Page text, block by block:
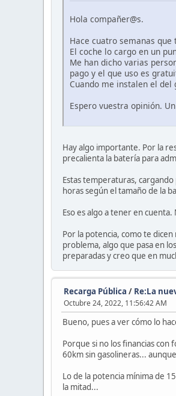
Hola compañer@s.
Hace cuatro semanas
El coche lo cargo en un
Me han dicho varias
pago y el que uso es
Cuando me instalen el
Espero vuestra opinión.
Hay algo importante. Por la
precalienta la batería para
Estas temperaturas,
horas según el tamaño de la
Eso es algo a tener en
Por la potencia, como te
problema, algo que pasa en
preparadas y creo que en
Recarga Pública / Re:La
Octubre 24, 2022, 11:56:42 AM
Bueno, pues a ver cómo lo
Porque si no los financias
60km sin gasolineras...
Lo de la potencia mínima de
la mitad...